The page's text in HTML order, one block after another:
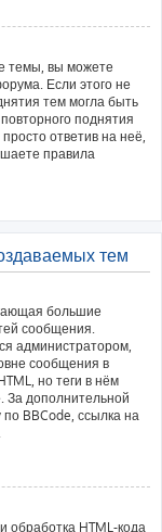
темы, вы можете
Если этого не
тем могла быть
поднятия
ответив на неё,
правила
тем
большие
сообщения.
администратором,
сообщения в
но теги в нём
За дополнительной
BBCode, ссылка на
обработка HTML-кода